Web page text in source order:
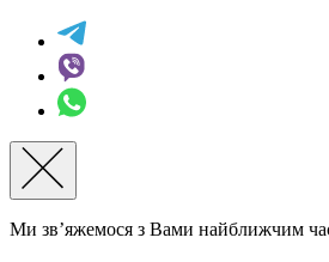
Ми зв’яжемося з Вами найближчим